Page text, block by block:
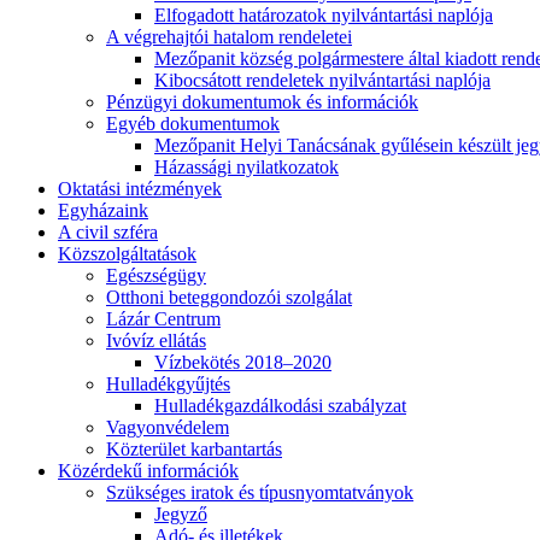
Elfogadott határozatok nyilvántartási naplója
A végrehajtói hatalom rendeletei
Mezőpanit község polgármestere által kiadott
Kibocsátott rendeletek nyilvántartási naplója
Pénzügyi dokumentumok és információk
Egyéb dokumentumok
Mezőpanit Helyi Tanácsának gyűlésein készült
Házassági nyilatkozatok
Oktatási intézmények
Egyházaink
A civil szféra
Közszolgáltatások
Egészségügy
Otthoni beteggondozói szolgálat
Lázár Centrum
Ivóvíz ellátás
Vízbekötés 2018–2020
Hulladékgyűjtés
Hulladékgazdálkodási szabályzat
Vagyonvédelem
Közterület karbantartás
Közérdekű információk
Szükséges iratok és típusnyomtatványok
Jegyző